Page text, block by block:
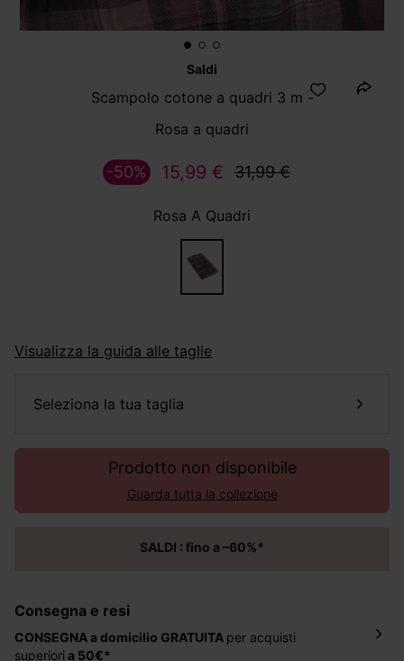
Saldi
Scampolo cotone a quadri 3 m -
Rosa a quadri
15,99 € 31,99 €
-50%
Rosa A Quadri
Visualizza la guida alle taglie
seleziona la tua taglia
Prodotto non disponibile
Guarda tutta la collezione
SALDI : fino a –60%*
Consegna e resi
CONSEGNA a domicilio GRATUITA per acquisti
superiori a 50€*